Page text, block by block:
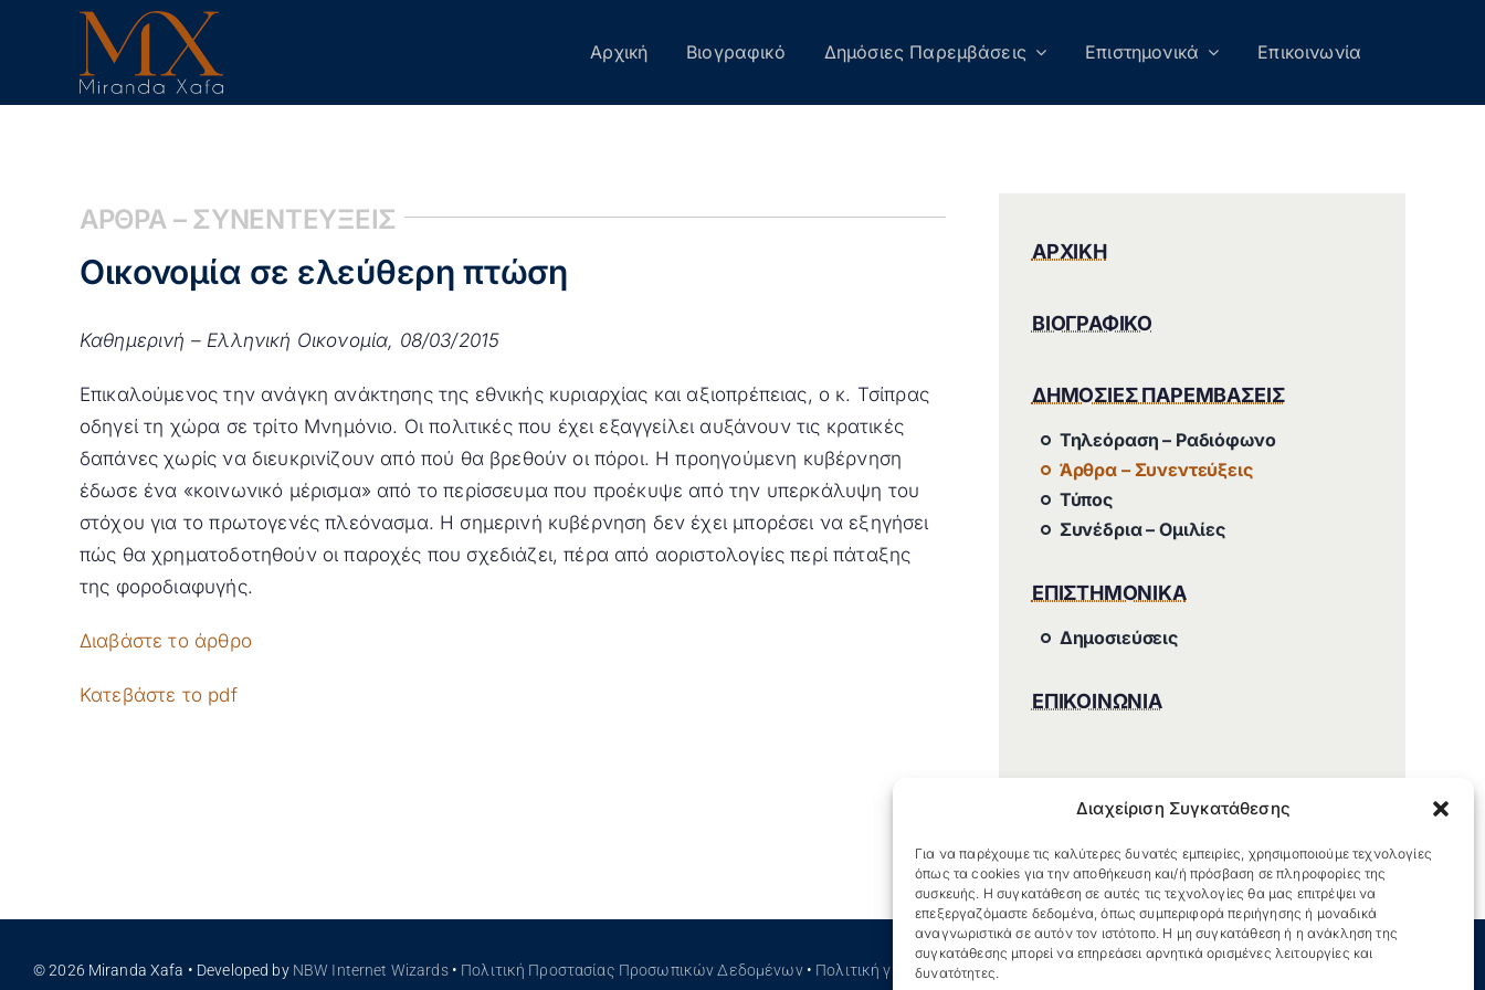
Διαχείριση Συγκατάθεσης
Για να παρέχουμε τις καλύτερες δυνατές εμπειρίες, χρησιμοποιούμε τεχνολογίες
όπως τα cookies για την αποθήκευση και/ή πρόσβαση σε πληροφορίες της
συσκευής. Η συγκατάθεση σε αυτές τις τεχνολογίες θα μας επιτρέψει να
επεξεργαζόμαστε δεδομένα, όπως συμπεριφορά περιήγησης ή μοναδικά
αναγνωριστικά σε αυτόν τον ιστότοπο. Η μη συγκατάθεση ή η ανάκληση της
συγκατάθεσης μπορεί να επηρεάσει αρνητικά ορισμένες λειτουργίες και
δυνατότητες.
Αρχική Βιογραφικό Δημόσιες Παρεμβάσεις Επιστημονικά Επικοινωνία
ΑΡΘΡΑ – ΣΥΝΕΝΤΕΥΞΕΙΣ
Οικονομία σε ελεύθερη πτώση
Καθημερινή – Ελληνική Οικονομία, 08/03/2015
Επικαλούμενος την ανάγκη ανάκτησης της εθνικής κυριαρχίας και αξιοπρέπειας, ο κ. Τσίπρας
οδηγεί τη χώρα σε τρίτο Μνημόνιο. Οι πολιτικές που έχει εξαγγείλει αυξάνουν τις κρατικές
δαπάνες χωρίς να διευκρινίζουν από πού θα βρεθούν οι πόροι. Η προηγούμενη κυβέρνηση
έδωσε ένα «κοινωνικό μέρισμα» από το περίσσευμα που προέκυψε από την υπερκάλυψη του
στόχου για το πρωτογενές πλεόνασμα. Η σημερινή κυβέρνηση δεν έχει μπορέσει να εξηγήσει
πώς θα χρηματοδοτηθούν οι παροχές που σχεδιάζει, πέρα από αοριστολογίες περί πάταξης
της φοροδιαφυγής.
Διαβάστε το άρθρο
Κατεβάστε το pdf
ΑΡΧΙΚΗ
ΒΙΟΓΡΑΦΙΚΟ
ΔΗΜΟΣΙΕΣ ΠΑΡΕΜΒΑΣΕΙΣ
Τηλεόραση – Ραδιόφωνο
Άρθρα – Συνεντεύξεις
Τύπος
Συνέδρια – Ομιλίες
ΕΠΙΣΤΗΜΟΝΙΚΑ
Δημοσιεύσεις
ΕΠΙΚΟΙΝΩΝΙΑ
© 2026 Miranda Xafa • Developed by NBW Internet Wizards• Πολιτική Προστασίας Προσωπικών Δεδομένων• Πολιτική για τα Cookies